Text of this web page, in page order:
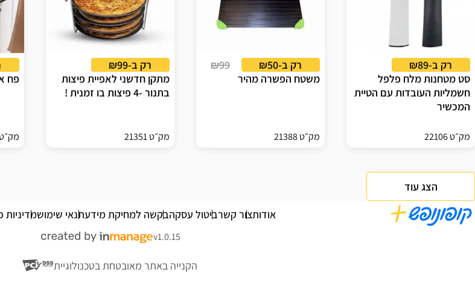
רק ב-₪89
סט מטחנות מלח פלפל
חשמליות העובדות עם הטיית
המכשיר
מק״ט 22106
רק ב-₪50
₪99
משטח הפשרה מהיר
מק״ט 21388
רק ב-₪99
מתקן חדשני לאפיית פיצות
בתנור -4 פיצות בו זמנית !
מק״ט 21351
פח
מק״ט
הצג עוד
אודותצור קשרביטול עסקהבקשה למחיקת מידעתנאי שימושמדיניות
v1.0.15
הקנייה באתר מאובטחת בטכנולוגיית